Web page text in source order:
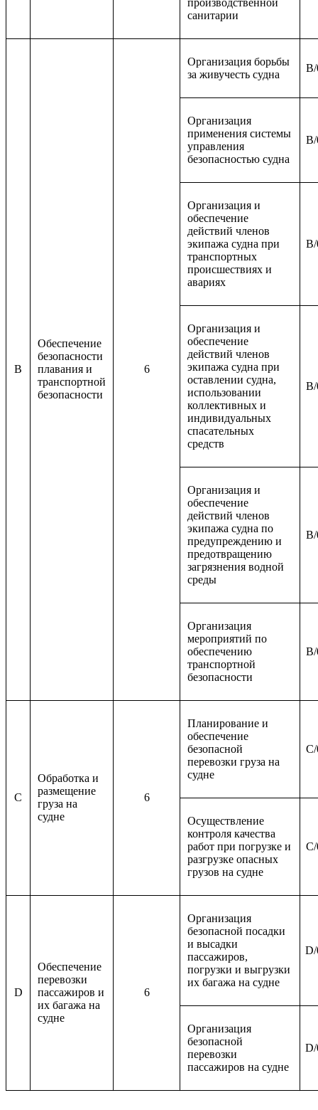
производственной
санитарии
B
Обеспечение
безопасности
плавания и
транспортной
безопасности
6
Организация борьбы
за живучесть судна
B/
Организация
применения системы
управления
безопасностью судна
B/
Организация и
обеспечение
действий членов
экипажа судна при
транспортных
происшествиях и
авариях
B/
Организация и
обеспечение
действий членов
экипажа судна при
оставлении судна,
использовании
коллективных и
индивидуальных
спасательных
средств
B/
Организация и
обеспечение
действий членов
экипажа судна по
предупреждению и
предотвращению
загрязнения водной
среды
B/
Организация
мероприятий по
обеспечению
транспортной
безопасности
B/
C
Обработка и
размещение
груза на
судне
6
Планирование и
обеспечение
безопасной
перевозки груза на
судне
Осуществление
контроля качества
работ при погрузке и
разгрузке опасных
грузов на судне
D
Обеспечение
перевозки
пассажиров и
их багажа на
судне
6
Организация
безопасной посадки
и высадки
пассажиров,
погрузки и выгрузки
их багажа на судне
D/
Организация
безопасной
перевозки
пассажиров на судне
D/